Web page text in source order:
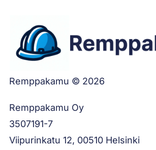
Remppakamu © 2026
Remppakamu Oy
3507191-7
Viipurinkatu 12, 00510 Helsinki